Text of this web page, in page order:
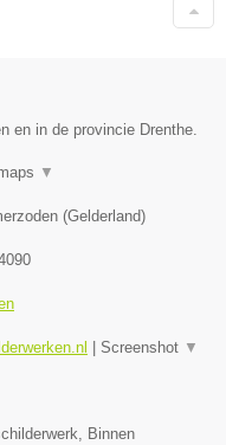
en in de provincie Drenthe.
▼
(Gelderland)
Screenshot ▼
Binnen